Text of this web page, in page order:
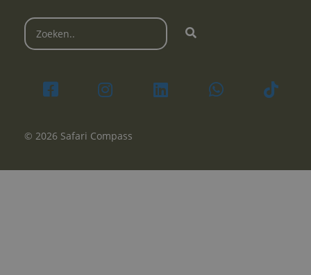
© 2026 Safari Compass